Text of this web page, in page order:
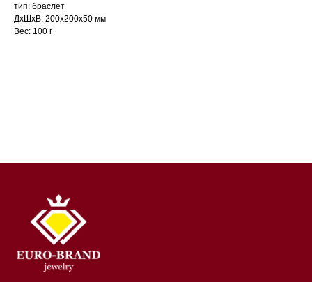
тип: браслет
ДxШxВ: 200x200x50 мм
Вес: 100 г